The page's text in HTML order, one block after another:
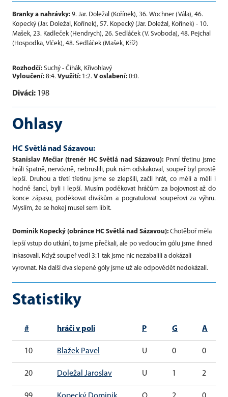
Branky a nahrávky: 9. Jar. Doležal (Kořínek), 36. Wochner (Vála), 46.
Kopecký (Jar. Doležal, Kořínek), 57. Kopecký (Jar. Doležal, Kořínek) - 10.
Mašek, 23. Kadleček (Hendrych), 26. Sedláček (V. Svoboda), 48. Pejchal
(Hospodka, Vlček), 48. Sedláček (Mašek, Kříž)
Rozhodčí: Suchý - Čihák, Křivohlavý
Vyloučení: 8:4. Využití: 1:2. V oslabení: 0:0.
Diváci: 198
Ohlasy
HC Světlá nad Sázavou:
Stanislav Mečiar (trenér HC Světlá nad Sázavou): První třetinu jsme
hráli špatně, nervózně, nebruslili, puk nám odskakoval, soupeř byl prostě
lepší. Druhou a třetí třetinu jsme se zlepšili, začli hrát, co měli a měli i
hodně šancí, byli i lepší. Musím poděkovat hráčům za bojovnost až do
konce zápasu, poděkovat divákům a pogratulovat soupeřovi za výhru.
Myslím, že se hokej musel sem líbit.
Dominik Kopecký (obránce HC Světlá nad Sázavou): Chotěboř měla
lepší vstup do utkání, to jsme přečkali, ale po vedoucím gólu jsme ihned
inkasovali. Když soupeř vedl 3:1 tak jsme nic nezabalili a dokázali
vyrovnat. Na další dva slepené góly jsme už ale odpovědět nedokázali.
Statistiky
# hráči v poli P G A
10 Blažek Pavel U 0 0
20 Doležal Jaroslav U 1 2